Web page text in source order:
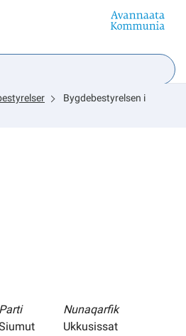
Bygdebestyrelsen i
Parti
Nunaqarfik
Ukkusissat